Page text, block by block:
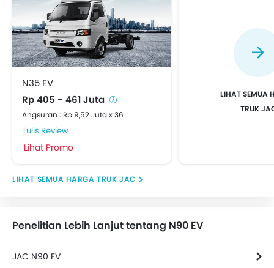
N35 EV
Rp 405 - 461 Juta
Angsuran : Rp 9,52 Juta x 36
Tulis Review
Lihat Promo
TRUK
HARGA TRUK JAC
Penelitian Lebih Lanjut tentang N90 EV
JAC N90 EV